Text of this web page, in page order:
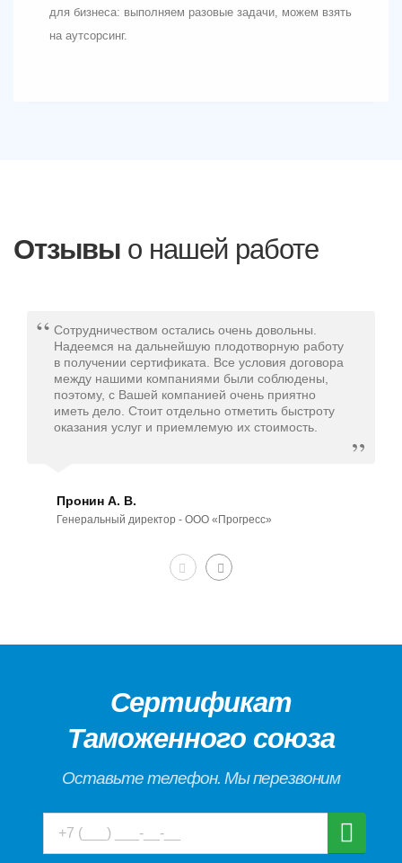
для бизнеса: выполняем разовые задачи, можем взять
на аутсорсинг.
Отзывы о нашей работе
Сотрудничеством остались очень довольны.
Надеемся на дальнейшую плодотворную работу
в получении сертификата. Все условия договора
между нашими компаниями были соблюдены,
поэтому, с Вашей компанией очень приятно
иметь дело. Стоит отдельно отметить быстроту
оказания услуг и приемлемую их стоимость.
Пронин А. В.
Генеральный директор - ООО «Прогресс»
Сертификат
Таможенного союза
Оставьте телефон. Мы перезвоним